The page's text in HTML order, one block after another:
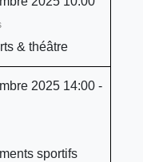
& théâtre
2025 14:00 -
sportifs